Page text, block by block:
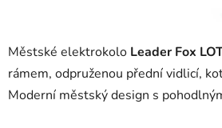
Městské elektrokolo Leader Fox
rámem, odpruženou přední vidlicí,
Moderní městský design s